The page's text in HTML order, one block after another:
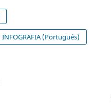
INFOGRAFIA (Portugués)